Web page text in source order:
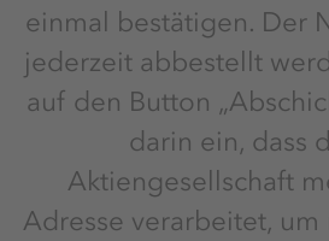
einmal bestätigen. Der
jederzeit abbestellt
auf den Button
darin ein, dass
Aktiengesellschaft
Adresse verarbeitet,